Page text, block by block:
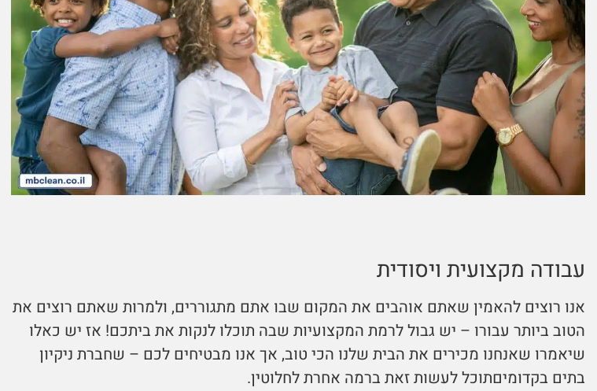
עבודה מקצועית ויסודית
אנו רוצים להאמין שאתם אוהבים את המקום שבו אתם מתגוררים, ולמרות שאתם רוצים את
הטוב ביותר עבורו – יש גבול לרמת המקצועיות שבה תוכלו לנקות את ביתכם! אז יש כאלו
שיאמרו שאנחנו מכירים את הבית שלנו הכי טוב, אך אנו מבטיחים לכם – שחברת ניקיון
בתים בקדומיםתוכל לעשות זאת ברמה אחרת לחלוטין.